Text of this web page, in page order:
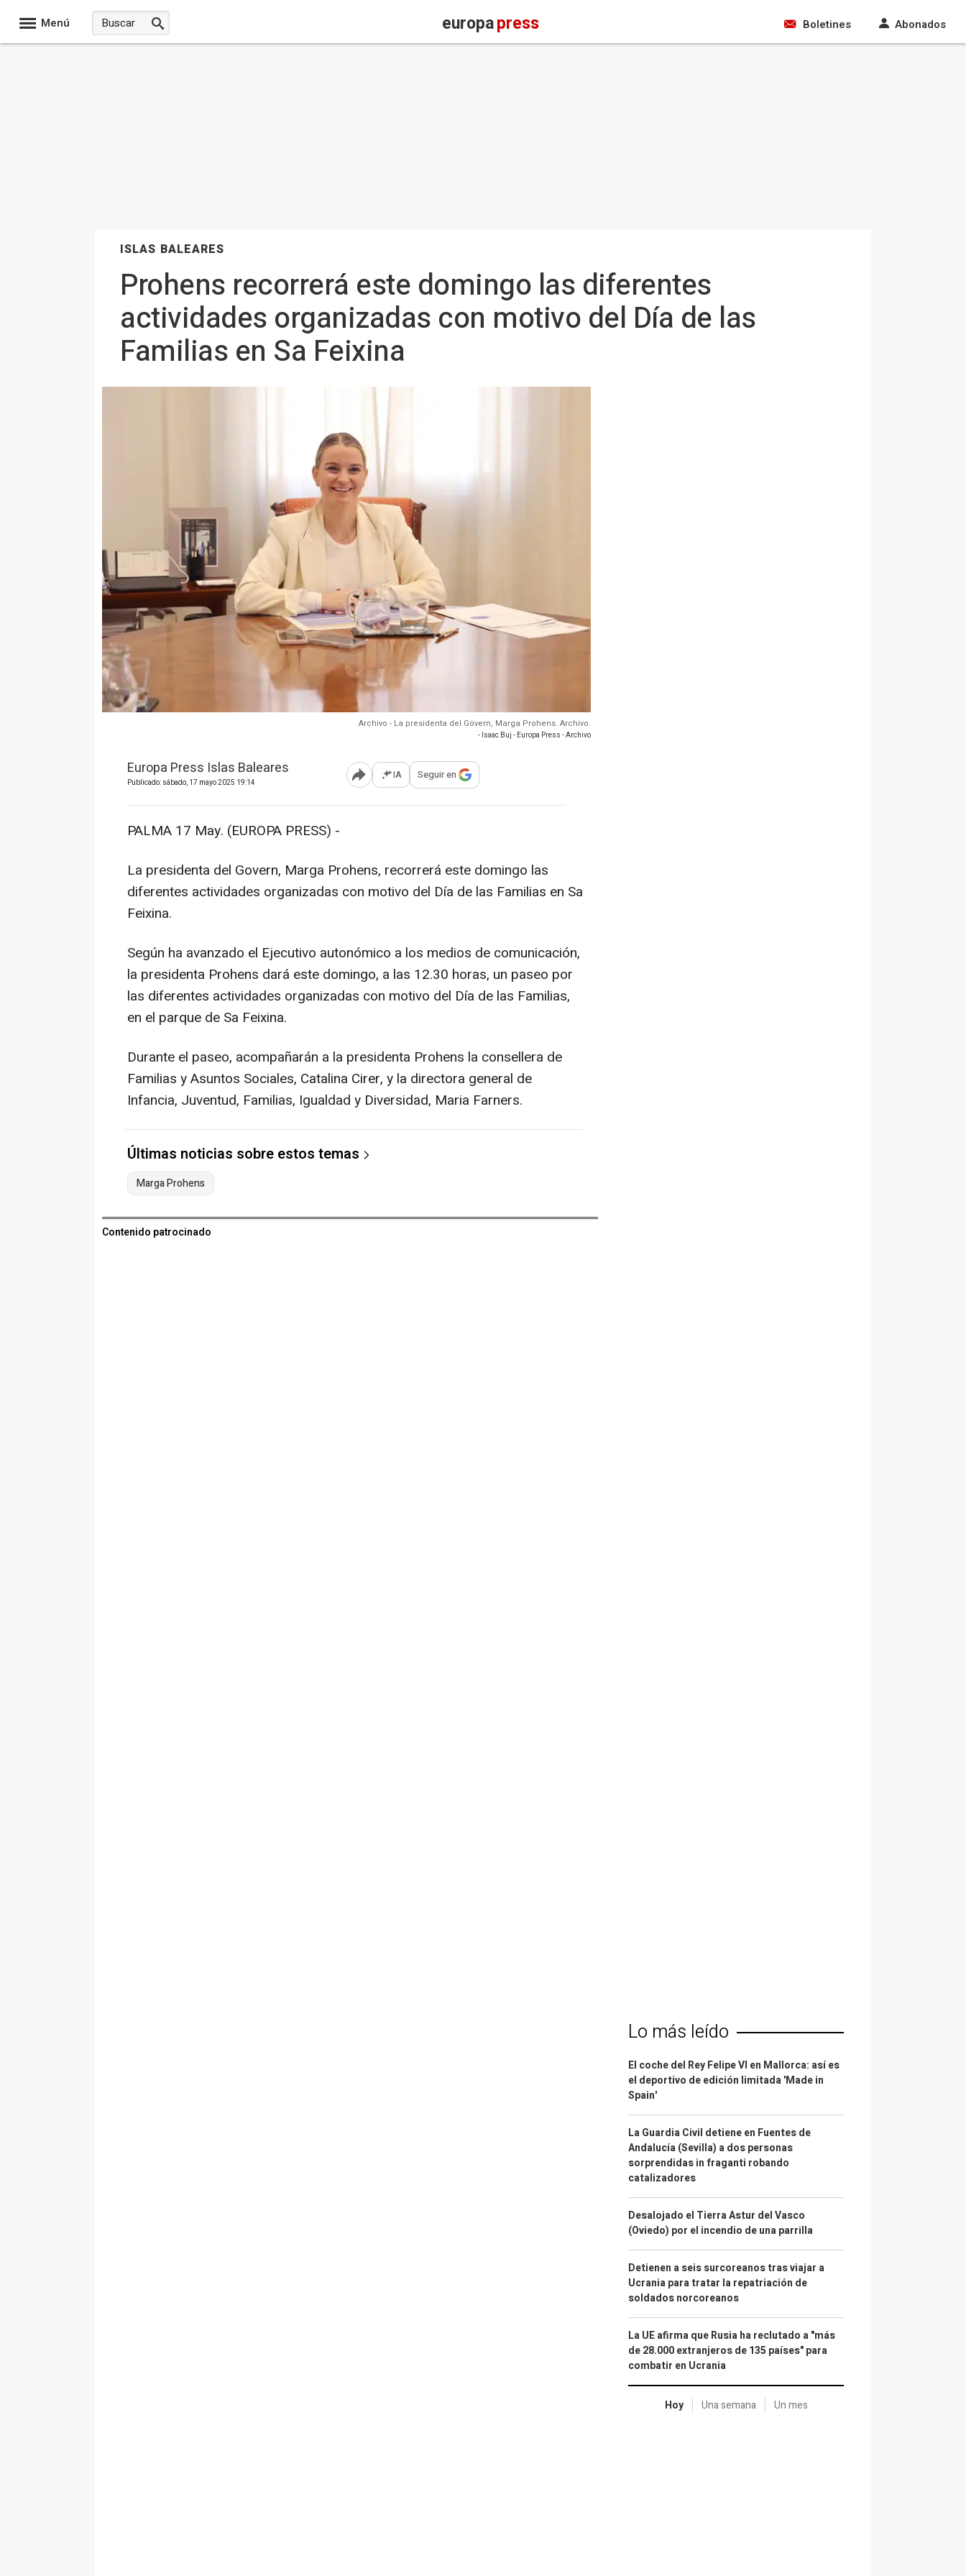
Menú europapress Boletines Abonados
ISLAS BALEARES
Prohens recorrerá este domingo las diferentes
actividades organizadas con motivo del Día de las
Familias en Sa Feixina
Archivo - La presidenta del Govern, Marga Prohens. Archivo.
- Isaac Buj - Europa Press - Archivo
Europa Press Islas Baleares
Publicado: sábado, 17 mayo 2025 19:14 Abrir opciones para compartir
IA Seguir en
PALMA 17 May. (EUROPA PRESS) -
La presidenta del Govern, Marga Prohens, recorrerá este domingo las
diferentes actividades organizadas con motivo del Día de las Familias en Sa
Feixina.
Según ha avanzado el Ejecutivo autonómico a los medios de comunicación,
la presidenta Prohens dará este domingo, a las 12.30 horas, un paseo por
las diferentes actividades organizadas con motivo del Día de las Familias,
en el parque de Sa Feixina.
Durante el paseo, acompañarán a la presidenta Prohens la consellera de
Familias y Asuntos Sociales, Catalina Cirer, y la directora general de
Infancia, Juventud, Familias, Igualdad y Diversidad, Maria Farners.
Últimas noticias sobre estos temas
Marga Prohens
Contenido patrocinado
Lo más leído
El coche del Rey Felipe VI en Mallorca: así es
el deportivo de edición limitada 'Made in
Spain'
La Guardia Civil detiene en Fuentes de
Andalucía (Sevilla) a dos personas
sorprendidas in fraganti robando
catalizadores
Desalojado el Tierra Astur del Vasco
(Oviedo) por el incendio de una parrilla
Detienen a seis surcoreanos tras viajar a
Ucrania para tratar la repatriación de
soldados norcoreanos
La UE afirma que Rusia ha reclutado a "más
de 28.000 extranjeros de 135 países" para
combatir en Ucrania
Hoy Una semana Un mes